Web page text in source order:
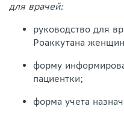
для врачей:
руководство для
Роаккутана
форму
пациентки;
форма учета